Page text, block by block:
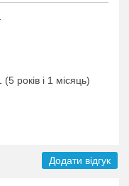
років i 1 місяць)
Додати відгук